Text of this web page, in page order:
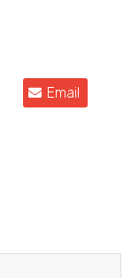
Email